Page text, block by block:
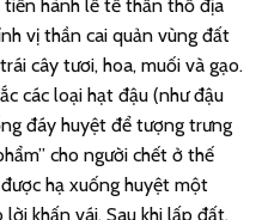
tiến hành lễ tế thần thổ địa
vị thần cai quản vùng đất
cây tươi, hoa, muối và gạo.
các loại hạt đậu (như đậu
đáy huyệt để tượng trưng
cho người chết ở thế
hạ xuống huyệt một
khấn vái. Sau khi lấp đất,